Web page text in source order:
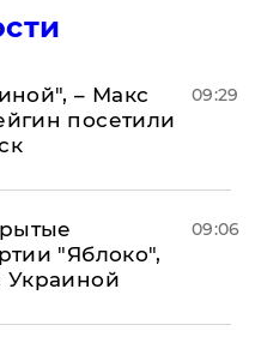
– Макс
посетили
09:29
"Яблоко",
Украиной
09:06